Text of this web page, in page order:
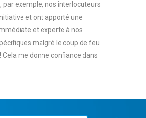
par exemple, nos interlocuteurs
et ont apporté une
et experte à nos
malgré le coup de feu
Cela me donne confiance dans